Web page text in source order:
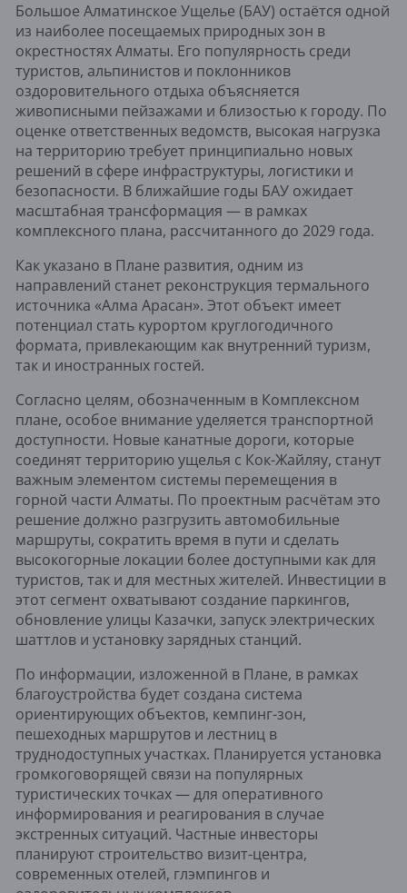
Большое Алматинское Ущелье (БАУ) остаётся одной
из наиболее посещаемых природных зон в
окрестностях Алматы. Его популярность среди
туристов, альпинистов и поклонников
оздоровительного отдыха объясняется
живописными пейзажами и близостью к городу. По
оценке ответственных ведомств, высокая нагрузка
на территорию требует принципиально новых
решений в сфере инфраструктуры, логистики и
безопасности. В ближайшие годы БАУ ожидает
масштабная трансформация — в рамках
комплексного плана, рассчитанного до 2029 года.
Как указано в Плане развития, одним из
направлений станет реконструкция термального
источника «Алма Арасан». Этот объект имеет
потенциал стать курортом круглогодичного
формата, привлекающим как внутренний туризм,
так и иностранных гостей.
Согласно целям, обозначенным в Комплексном
плане, особое внимание уделяется транспортной
доступности. Новые канатные дороги, которые
соединят территорию ущелья с Кок-Жайляу, станут
важным элементом системы перемещения в
горной части Алматы. По проектным расчётам это
решение должно разгрузить автомобильные
маршруты, сократить время в пути и сделать
высокогорные локации более доступными как для
туристов, так и для местных жителей. Инвестиции в
этот сегмент охватывают создание паркингов,
обновление улицы Казачки, запуск электрических
шаттлов и установку зарядных станций.
По информации, изложенной в Плане, в рамках
благоустройства будет создана система
ориентирующих объектов, кемпинг-зон,
пешеходных маршрутов и лестниц в
труднодоступных участках. Планируется установка
громкоговорящей связи на популярных
туристических точках — для оперативного
информирования и реагирования в случае
экстренных ситуаций. Частные инвесторы
планируют строительство визит-центра,
современных отелей, глэмпингов и